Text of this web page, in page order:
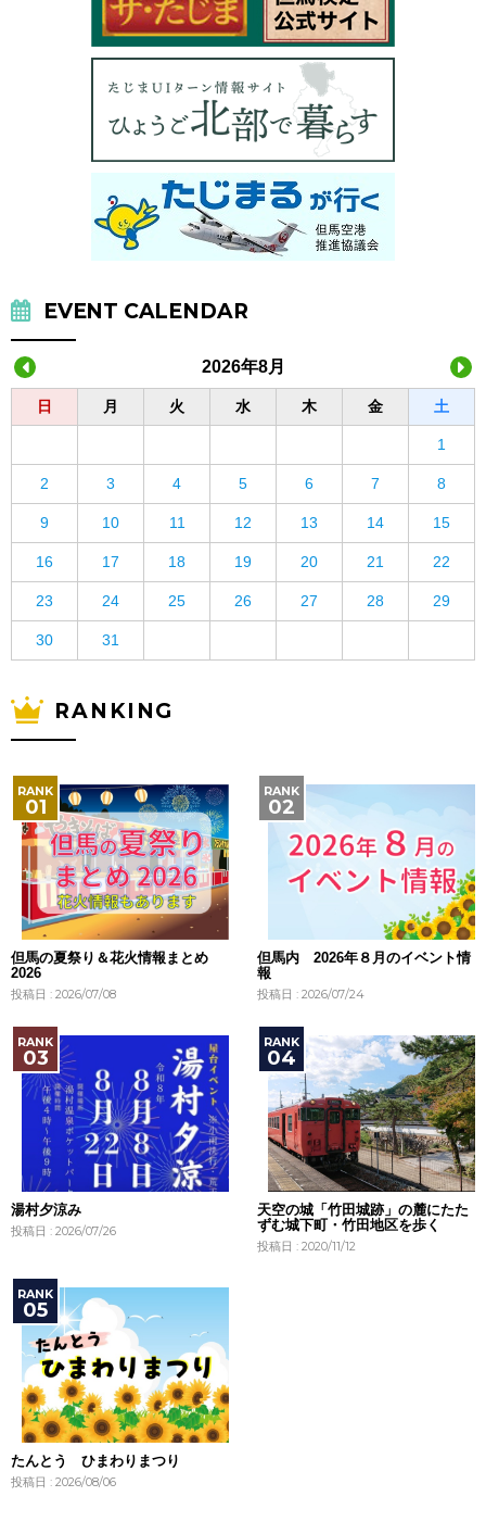
EVENT CALENDAR
2026年8月
日 月 火 水 木 金 土
1
2 3 4 5 6 7 8
9 10 11 12 13 14 15
16 17 18 19 20 21 22
23 24 25 26 27 28 29
30 31
RANKING
但馬の夏祭り＆花火情報まとめ
2026
投稿日 : 2026/07/08
但馬内 2026年８月のイベント情
報
投稿日 : 2026/07/24
湯村夕涼み
投稿日 : 2026/07/26
天空の城「竹田城跡」の麓にたた
ずむ城下町・竹田地区を歩く
投稿日 : 2020/11/12
たんとう ひまわりまつり
投稿日 : 2026/08/06